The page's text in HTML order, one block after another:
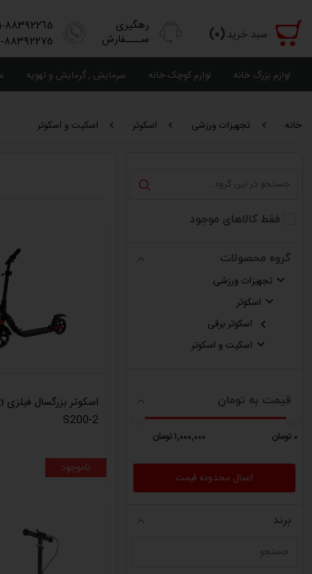
سبد خرید(٠)
رهگیری
ســــفارش
٨٨٣٩٢٢٦٥-٠٢١
٨٨٣٩٢٢٧٥-٠٢١
لوازم بزرگ خانه لوازم کوچک خانه سرمایش , گرمایش و تهویه
خانه تجهیزات ورزشی اسکوتر اسکیت و اسکوتر
فقط کالاهای موجود
گروه محصولات
تجهیزات ورزشی
اسکوتر
اسکوتر برقی
اسکیت و اسکوتر
قیمت به تومان
٠ تومان ١,٠٠٠,٠٠٠ تومان
برند
S200-2
ناموجود